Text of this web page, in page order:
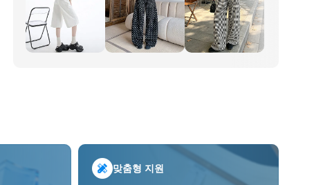
맞춤형 지원